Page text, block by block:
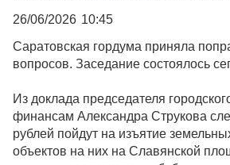
26/06/2026 10:45
Саратовская гордума приняла
вопросов. Заседание состоялось
Из доклада председателя
финансам Александра Струкова
рублей пойдут на изъятие
объектов на них на Славянской